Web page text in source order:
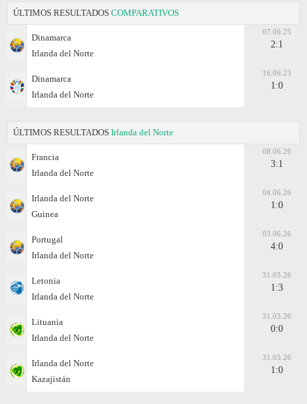
ÚLTIMOS RESULTADOS COMPARATIVOS
Dinamarca
Irlanda del Norte
07.06.25
2:1
Dinamarca
Irlanda del Norte
16.06.23
1:0
ÚLTIMOS RESULTADOS Irlanda del Norte
Francia
Irlanda del Norte
08.06.26
3:1
Irlanda del Norte
Guinea
04.06.26
1:0
Portugal
Irlanda del Norte
03.06.26
4:0
Letonia
Irlanda del Norte
31.03.26
1:3
Lituania
Irlanda del Norte
31.03.26
0:0
Irlanda del Norte
Kazajistán
31.03.26
1:0